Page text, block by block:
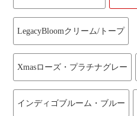
LegacyBloomクリーム/トープ
Xmasローズ・プラチナグレー
インディゴブルーム・ブルー